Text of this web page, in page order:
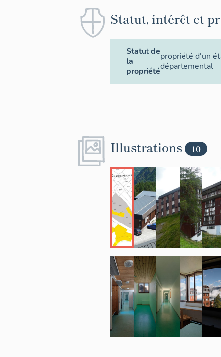
Statut, intérêt et
Statut de
la
propriété
propriété d'un
départemental
Illustrations 10